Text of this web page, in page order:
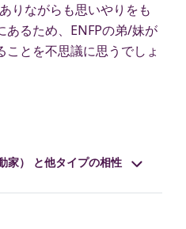
りながらも思いやりをも
あるため、ENFPの弟/妹が
とを不思議に思うでしょ
家） と他タイプの相性